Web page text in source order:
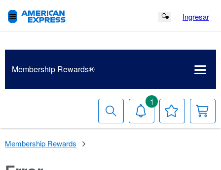
Search Button
Ingresar
Membership Rewards®
Buscar Notificaciones
1
Tu
de
Membership Rewards